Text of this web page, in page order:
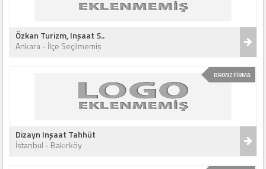
Özkan Turizm, Inşaat S..
Ankara - İlçe Seçilmemiş
BRONZ FİRMA
Dizayn Inşaat Tahhüt
İstanbul - Bakırköy